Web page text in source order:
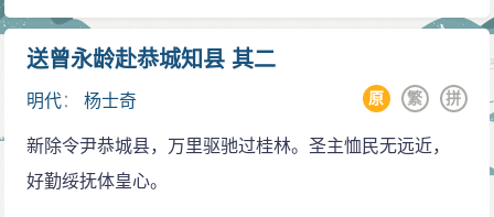
未有参与，所以唯独没有我的名字。如果我当时无病，
是否有我的名字也未知。况且赠礼都是小东西，应当没
有其他意思。”明成祖于是命令烧毁了那份名单。
身处宫斗
永乐六年，明成祖北巡，命杨士奇与蹇义、黄淮一
送曾永龄赴恭城知县 其二
明代：杨士奇 拼
繁
原
新除令尹恭城县，万里驱驰过桂林。圣主恤民无远近，
好勤绥抚体皇心。